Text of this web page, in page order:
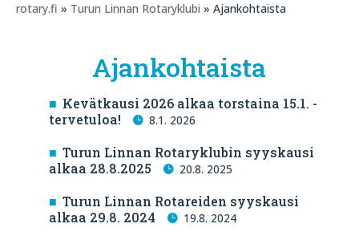
rotary.fi » Turun Linnan Rotaryklubi » Ajankohtaista
Ajankohtaista
Kevätkausi 2026 alkaa torstaina 15.1. -
tervetuloa!
8.1. 2026
Turun Linnan Rotaryklubin syyskausi
alkaa 28.8.2025
20.8. 2025
Turun Linnan Rotareiden syyskausi
alkaa 29.8. 2024
19.8. 2024